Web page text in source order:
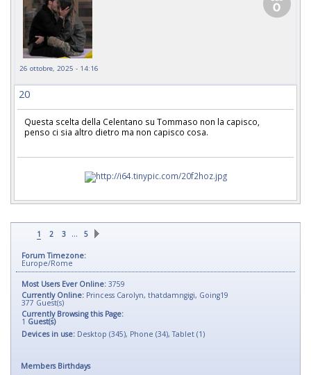
26 ottobre, 2025 - 14:16
20
Questa scelta della Celentano su Tommaso non la capisco,
penso ci sia altro dietro ma non capisco cosa.
1 2 3 … 5
Forum Timezone:
Europe/Rome
Most Users Ever Online: 3759
Currently Online: Princess Carolyn, thatdamngigi, Going19
377 Guest(s)
Currently Browsing this Page:
1 Guest(s)
Devices in use: Desktop (345), Phone (34), Tablet (1)
Members Birthdays